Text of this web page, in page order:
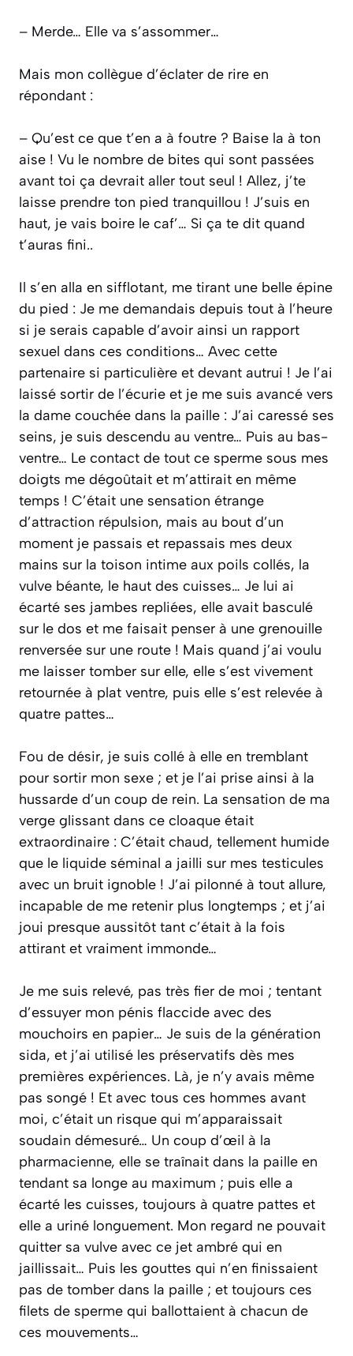
– Merde… Elle va s’assommer…
Mais mon collègue d’éclater de rire en
répondant :
– Qu’est ce que t’en a à foutre ? Baise la à ton
aise ! Vu le nombre de bites qui sont passées
avant toi ça devrait aller tout seul ! Allez, j’te
laisse prendre ton pied tranquillou ! J’suis en
haut, je vais boire le caf’… Si ça te dit quand
t’auras fini..
Il s’en alla en sifflotant, me tirant une belle épine
du pied : Je me demandais depuis tout à l’heure
si je serais capable d’avoir ainsi un rapport
sexuel dans ces conditions… Avec cette
partenaire si particulière et devant autrui ! Je l’ai
laissé sortir de l’écurie et je me suis avancé vers
la dame couchée dans la paille : J’ai caressé ses
seins, je suis descendu au ventre… Puis au bas-
ventre… Le contact de tout ce sperme sous mes
doigts me dégoûtait et m’attirait en même
temps ! C’était une sensation étrange
d’attraction répulsion, mais au bout d’un
moment je passais et repassais mes deux
mains sur la toison intime aux poils collés, la
vulve béante, le haut des cuisses… Je lui ai
écarté ses jambes repliées, elle avait basculé
sur le dos et me faisait penser à une grenouille
renversée sur une route ! Mais quand j’ai voulu
me laisser tomber sur elle, elle s’est vivement
retournée à plat ventre, puis elle s’est relevée à
quatre pattes…
Fou de désir, je suis collé à elle en tremblant
pour sortir mon sexe ; et je l’ai prise ainsi à la
hussarde d’un coup de rein. La sensation de ma
verge glissant dans ce cloaque était
extraordinaire : C’était chaud, tellement humide
que le liquide séminal a jailli sur mes testicules
avec un bruit ignoble ! J’ai pilonné à tout allure,
incapable de me retenir plus longtemps ; et j’ai
joui presque aussitôt tant c’était à la fois
attirant et vraiment immonde…
Je me suis relevé, pas très fier de moi ; tentant
d’essuyer mon pénis flaccide avec des
mouchoirs en papier… Je suis de la génération
sida, et j’ai utilisé les préservatifs dès mes
premières expériences. Là, je n’y avais même
pas songé ! Et avec tous ces hommes avant
moi, c’était un risque qui m’apparaissait
soudain démesuré… Un coup d’œil à la
pharmacienne, elle se traînait dans la paille en
tendant sa longe au maximum ; puis elle a
écarté les cuisses, toujours à quatre pattes et
elle a uriné longuement. Mon regard ne pouvait
quitter sa vulve avec ce jet ambré qui en
jaillissait… Puis les gouttes qui n’en finissaient
pas de tomber dans la paille ; et toujours ces
filets de sperme qui ballottaient à chacun de
ces mouvements…